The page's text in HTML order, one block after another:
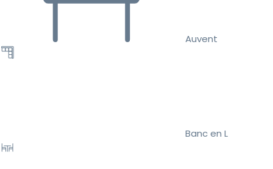
Auvent
Banc en L